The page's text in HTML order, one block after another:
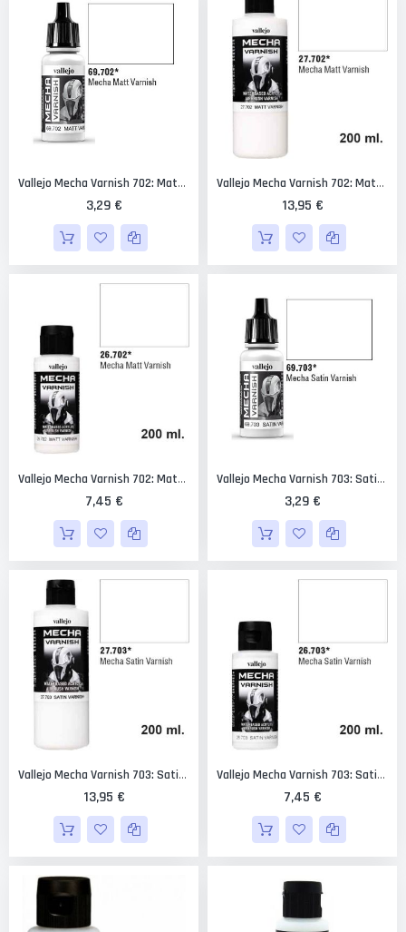
Vallejo Mecha Varnish 702: Matt Varnish 17 Ml.
3,29 €
Vallejo Mecha Varnish 702: Matt Varnish 200 Ml.
13,95 €
Vallejo Mecha Varnish 702: Matt Varnish 60 Ml.
7,45 €
Vallejo Mecha Varnish 703: Satin Varnish 17 Ml.
3,29 €
Vallejo Mecha Varnish 703: Satin Varnish 200 Ml.
13,95 €
Vallejo Mecha Varnish 703: Satin Varnish 60 Ml.
7,45 €